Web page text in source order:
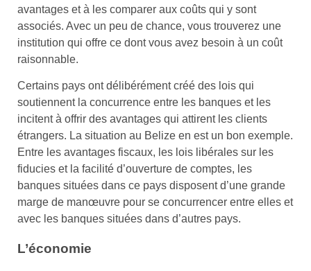
avantages et à les comparer aux coûts qui y sont
associés. Avec un peu de chance, vous trouverez une
institution qui offre ce dont vous avez besoin à un coût
raisonnable.
Certains pays ont délibérément créé des lois qui
soutiennent la concurrence entre les banques et les
incitent à offrir des avantages qui attirent les clients
étrangers. La situation au Belize en est un bon exemple.
Entre les avantages fiscaux, les lois libérales sur les
fiducies et la facilité d’ouverture de comptes, les
banques situées dans ce pays disposent d’une grande
marge de manœuvre pour se concurrencer entre elles et
avec les banques situées dans d’autres pays.
L’économie